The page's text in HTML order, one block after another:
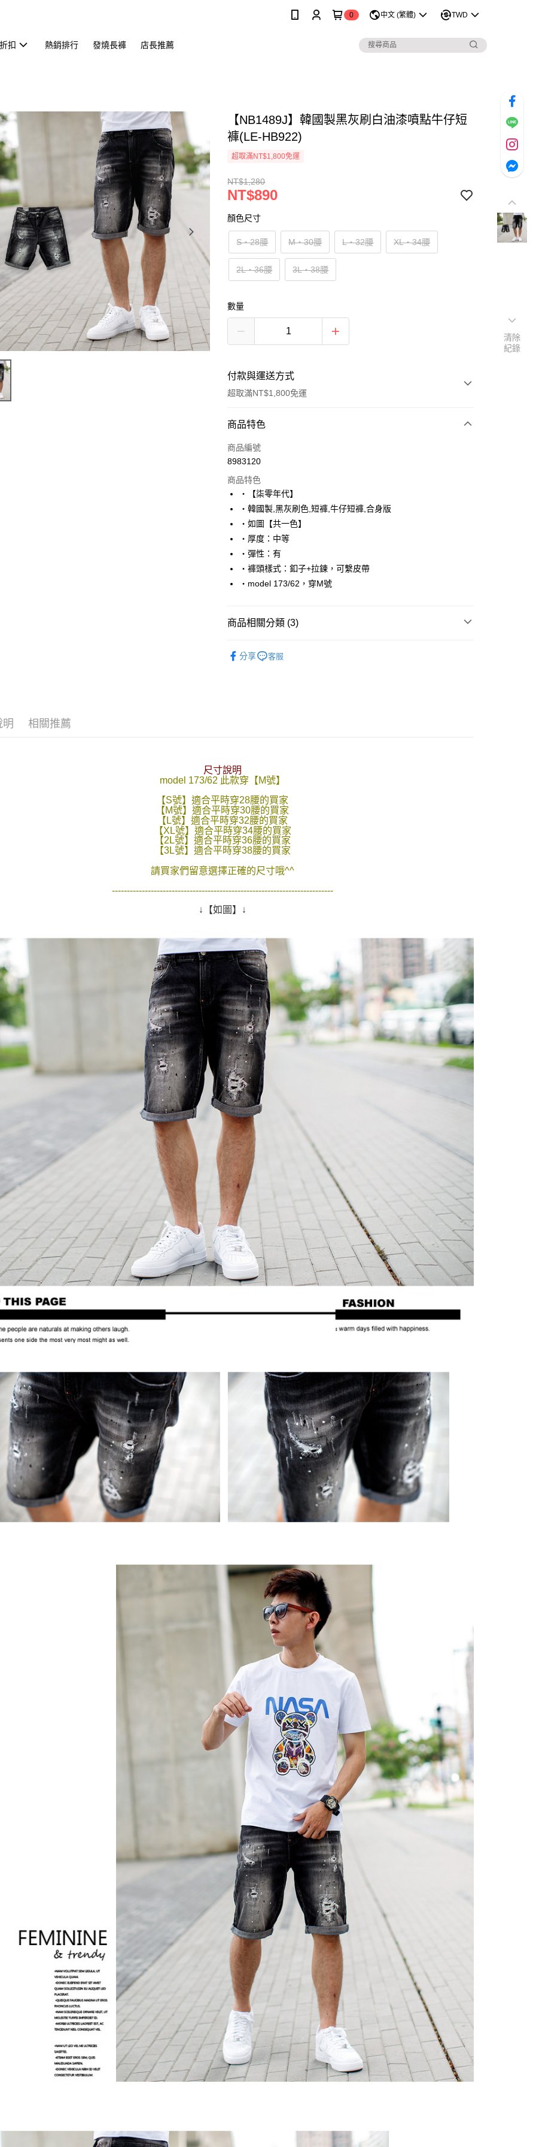
0 中文 (繁體) TWD
扣 熱銷排行 發燒長褲 店長推薦
【NB1489J】韓國製黑灰刷白油漆噴點牛仔短
褲(LE-HB922)
超取滿NT$1,800免運
NT$1,280
NT$890
顏色尺寸
S‧28腰 M‧30腰 L‧32腰 XL‧34腰
2L‧36腰 3L‧38腰
數量
付款與運送方式
超取滿NT$1,800免運
付款方式
信用卡一次付款
LINE Pay
Apple Pay
街口支付
悠遊付
Google Pay
【關於「AFTEE先享後付」】
１．簡單：不需註冊會員、不需綁卡、不需儲值。
※ 請注意：結帳手續完成當下不需立刻繳費，但若您需要取消訂單，請聯
絡購買商品的店家。未經商家同意取消之訂單仍視為有效，需透過AFTEE
※ 交易是否成功請以「AFTEE先享後付 」之結帳頁面顯示為準，若有關於
是否繳費成功／繳費後需取消欲退款等相關疑問，請聯繫「AFTEE先享後
付客戶支援中心」
【注意事項】
１．透過由恩沛科技股份有限公司提供之「AFTEE先享後付」服務完成之
交易，需依本服務之必要範圍內提供個人資料，並將交易相關給付款項請
求債權轉讓予恩沛科技股份有限公司。
３．未成年的使用者請事先徵得法定代理人或監護人之同意方可使用
４．使用「AFTEE先享後付」時，將依據個別帳號之用戶狀況，依本公司
即時審查核予不同之上限額度；若仍有額度不足之情形，本公司將視審查
結果請求用戶進行身份認證。
５．嚴禁一人註冊多個帳號或使用他人資訊註冊。若發現惡意使用之情
形，恩沛科技股份有限公司將有權停止該用戶之使用額度並採取法律行
動。
7-11付款取貨
先付款後7-11取貨
每筆NT$80，滿NT$1,800(含以上)免運費
宅配
每筆NT$120，滿NT$3,000(含以上)免運費
商品特色
商品編號
8983120
商品特色
‧【柒零年代】
‧韓國製,黑灰刷色,短褲,牛仔短褲,合身版
‧如圖【共一色】
‧厚度：中等
‧彈性：有
‧褲頭樣式：釦子+拉鍊，可繫皮帶
‧model 173/62，穿M號
商品相關分類 (3)
分享 客服
明 相關推薦
尺寸說明
model 173/62 此款穿【M號】
【S號】適合平時穿28腰的買家
【M號】適合平時穿30腰的買家
【L號】適合平時穿32腰的買家
【XL號】適合平時穿34腰的買家
【2L號】適合平時穿36腰的買家
【3L號】適合平時穿38腰的買家
請買家們留意選擇正確的尺寸哦^^
--------------------------------------------------------------------------
↓【如圖】↓
清除
紀錄